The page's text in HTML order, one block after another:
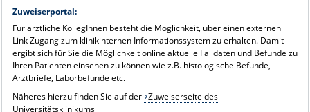
Zuweiserportal:
Für ärztliche KollegInnen besteht die Möglichkeit, über einen externen
Link Zugang zum klinikinternen Informationssystem zu erhalten. Damit
ergibt sich für Sie die Möglichkeit online aktuelle Falldaten und Befunde zu
Ihren Patienten einsehen zu können wie z.B. histologische Befunde,
Arztbriefe, Laborbefunde etc.
Näheres hierzu finden Sie auf der Zuweiserseite des
Universitätsklinikums